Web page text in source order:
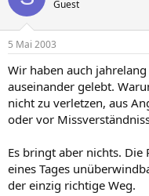
Guest
5 Mai 2003
Wir haben auch
auseinander gelebt.
nicht zu verletzen, aus
oder vor
Es bringt aber nichts.
eines Tages
der einzig richtige Weg.